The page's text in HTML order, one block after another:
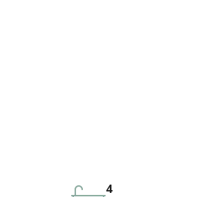
4